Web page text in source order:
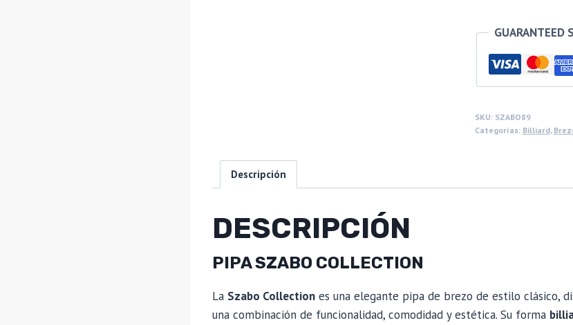
GUARANTEED
SKU: SZABO89
Categorías: Billiard,
Descripción
DESCRIPCIÓN
PIPA SZABO COLLECTION
La Szabo Collection es una elegante pipa de brezo de estilo clásico,
una combinación de funcionalidad, comodidad y estética. Su forma